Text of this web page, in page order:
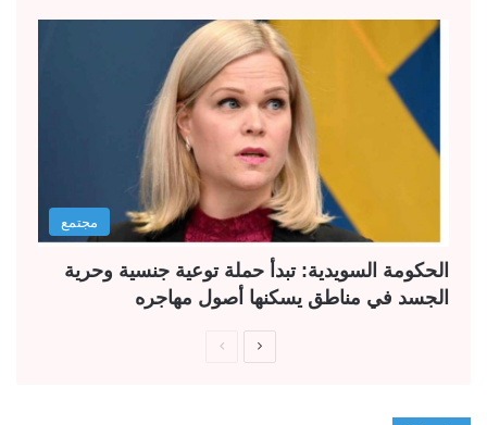
مجتمع
الحكومة السويدية: تبدأ حملة توعية جنسية وحرية
الجسد في مناطق يسكنها أصول مهاجره